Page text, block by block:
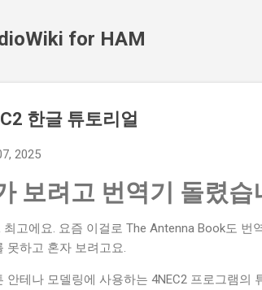
for HAM
한글 튜토리얼
2025
보려고 번역기 돌렸습
최고에요. 요즘 이걸로 The Antenna Book도
못하고 혼자 보려고요.
안테나 모델링에 사용하는 4NEC2 프로그램의